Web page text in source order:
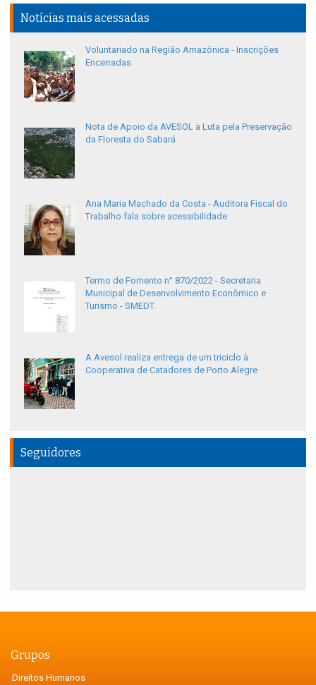
Notícias mais acessadas
Voluntariado na Região Amazônica - Inscrições
Encerradas
Nota de Apoio da AVESOL à Luta pela Preservação
da Floresta do Sabará
Ana Maria Machado da Costa - Auditora Fiscal do
Trabalho fala sobre acessibilidade
Termo de Fomento n° 870/2022 - Secretaria
Municipal de Desenvolvimento Econômico e
Turismo - SMEDT.
A Avesol realiza entrega de um triciclo à
Cooperativa de Catadores de Porto Alegre
Seguidores
Grupos
Direitos Humanos